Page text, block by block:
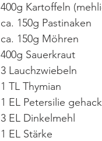
400g Kartoffeln
ca. 150g Pastinaken
ca. 150g Möhren
400g Sauerkraut
3 Lauchzwiebeln
1 TL Thymian
1 EL Petersilie
3 EL Dinkelmehl
1 EL Stärke